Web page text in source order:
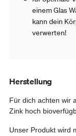
einem Glas
kann dein
verwerten!
Herstellung
Für dich achten wir
Zink hoch
Unser Produkt wird